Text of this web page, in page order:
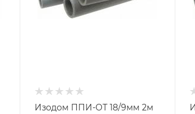
Изодом ППИ-ОТ 18/9мм 2м